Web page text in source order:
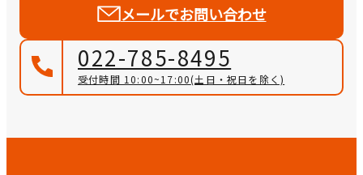
メールでお問い合わせ
022-785-8495
受付時間 10:00~17:00(土日・祝日を除く)